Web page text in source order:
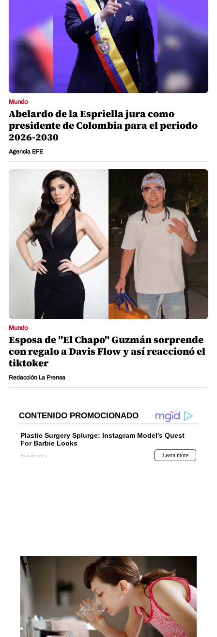
Mundo
Abelardo de la Espriella jura como
presidente de Colombia para el periodo
2026-2030
Agencia EFE
Mundo
Esposa de "El Chapo" Guzmán sorprende
con regalo a Davis Flow y así reaccionó el
tiktoker
Redacción La Prensa